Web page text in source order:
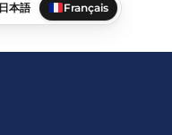
日本語 Français